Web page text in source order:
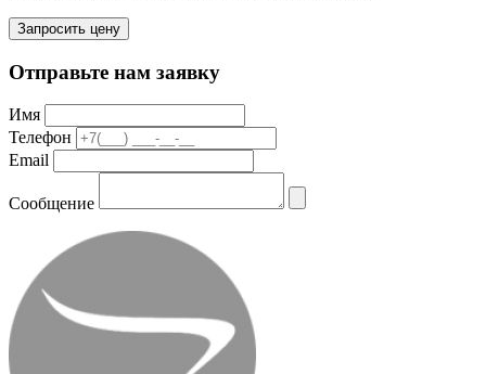
Запросить цену
Отправьте нам заявку
Имя
Телефон
Email
Сообщение